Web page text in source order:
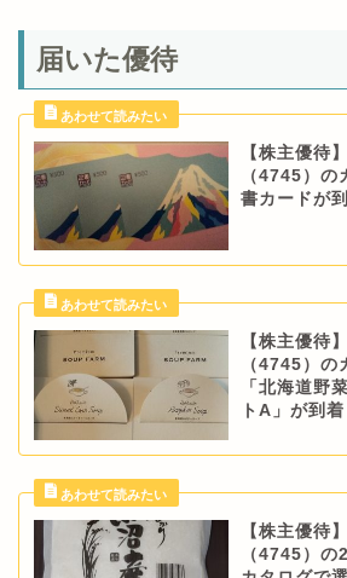
届いた優待
【株主優待
（4745）の
書カードが
【株主優待
（4745）の
「北海道野
トA」が到
【株主優待
（4745）